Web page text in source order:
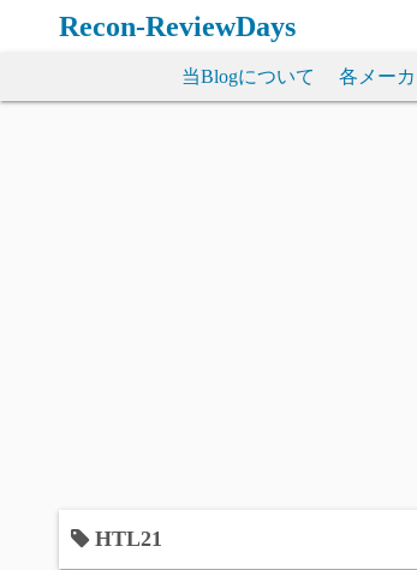
ン
Recon-ReviewDays
当Blogについて 各メー
HTL21